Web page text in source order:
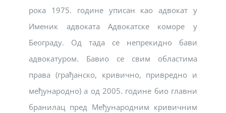
рока 1975. године уписан као адвокат у
Именик адвоката Адвокатске коморе у
Београду. Од тада се непрекидно бави
адвокатуром. Бавио се свим областима
права (грађанско, кривично, привредно и
међународно) а од 2005. године био главни
бранилац пред Међународним кривичним